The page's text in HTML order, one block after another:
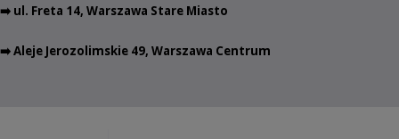
➡️ ul. Freta 14, Warszawa Stare Miasto
➡️ Aleje Jerozolimskie 49, Warszawa Centrum